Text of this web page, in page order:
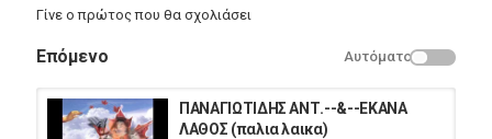
Γίνε ο πρώτος που θα σχολιάσει
Επόμενο Αυτόματο
ΠΑΝΑΓΙΩΤΙΔΗΣ ΑΝΤ.--&--ΕΚΑΝΑ
ΛΑΘΟΣ (παλια λαικα)